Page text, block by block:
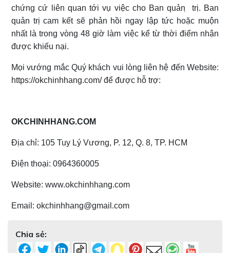
chứng cứ liên quan tới vụ việc cho Ban quản ̣ trị. Ban
quản trị cam kết sẽ phản hồi ngay lập tức hoặc muộn
nhất là trong vòng 48 giờ làm việc kể từ thời điểm nhận
được khiếu nại.
Mọi vướng mắc Quý khách vui lòng liên hệ đến Website:
https://okchinhhang.com/ để được hỗ trợ:
OKCHINHHANG.COM
Địa chỉ: 105 Tuy Lý Vương, P. 12, Q. 8, TP. HCM
Điện thoại: 0964360005
Website: www.okchinhhang.com
Email: okchinhhang@gmail.com
Chia sẻ: